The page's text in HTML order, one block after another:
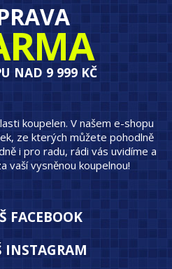
NAD 9 999 KČ
koupelen. V našem e-shopu
ze kterých můžete pohodlně
i pro radu, rádi vás uvidíme a
vaší vysněnou koupelnou!
FACEBOOK
INSTAGRAM